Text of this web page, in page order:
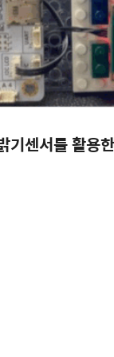
기센서를 활용